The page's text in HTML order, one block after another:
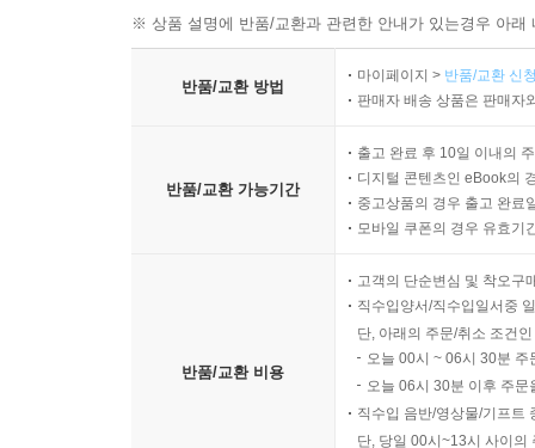
※ 상품 설명에 반품/교환과 관련한 안내가 있는경우 아
반품/교환 방법
마이페이지 > 반품/교환 신
판매자 배송 상품은 판매자
반품/교환 가능기간
출고 완료 후 10일 이내의
디지털 콘텐츠인 eBook의
중고상품의 경우 출고 완료
모바일 쿠폰의 경우 유효기
반품/교환 비용
고객의 단순변심 및 착오구
직수입양서/직수입일서중
단, 아래의 주문/취소 조건
오늘 00시 ~ 06시 30분
오늘 06시 30분 이후 주
직수입 음반/영상물/기프트
단, 당일 00시~13시 사이의